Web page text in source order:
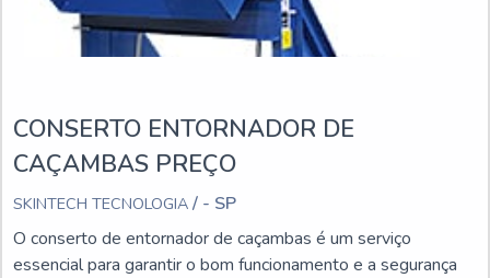
CONSERTO ENTORNADOR DE
CAÇAMBAS PREÇO
SKINTECH TECNOLOGIA / - SP
O conserto de entornador de caçambas é um serviço
essencial para garantir o bom funcionamento e a segurança